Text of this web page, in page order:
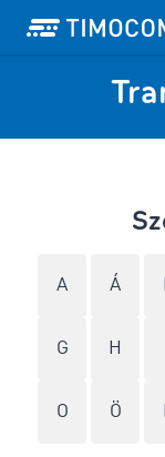
A Á
G H
O Ö